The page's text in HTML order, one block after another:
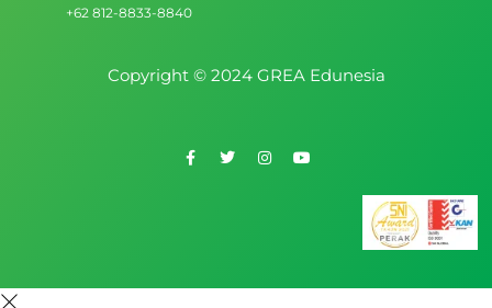
+62 812-8833-8840
Copyright © 2024 GREA Edunesia